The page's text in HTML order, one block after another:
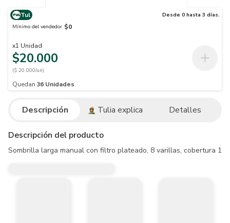
Tul
Desde 0 hasta 3 días.
Mínimo del vendedor $0
x1 Unidad
$20.000
($ 20.000/un)
Quedan 36 Unidades
Descripción Tulia explica Detalles
Descripción del producto
Sombrilla larga manual con filtro plateado, 8 varillas, cobertura